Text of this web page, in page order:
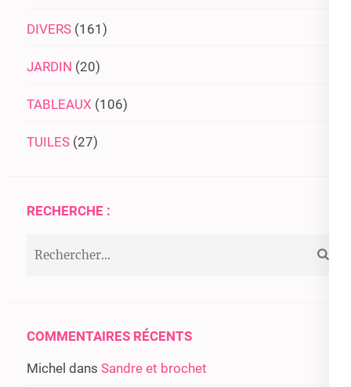
DIVERS (161)
JARDIN (20)
TABLEAUX (106)
TUILES (27)
RECHERCHE :
COMMENTAIRES RÉCENTS
Michel dans Sandre et brochet